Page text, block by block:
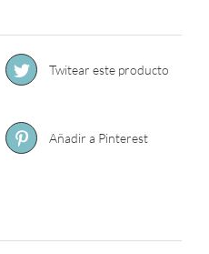
Twitear este producto
Añadir a Pinterest